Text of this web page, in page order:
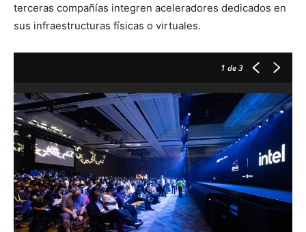
terceras compañías integren aceleradores dedicados en
sus infraestructuras físicas o virtuales.
1 de 3